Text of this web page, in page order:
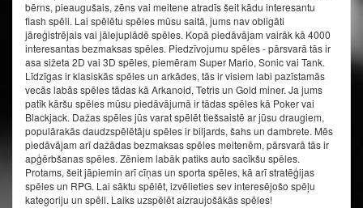
bērns, pieaugušais, zēns vai meitene atradīs šeit kādu interesantu
flash spēli. Lai spēlētu spēles mūsu saitā, jums nav obligāti
jāreģistrējais vai jālejuplādē spēles. Kopā piedāvājam vairāk kā 4000
interesantas bezmaksas spēles. Piedzīvojumu spēles - pārsvarā tās ir
asa sižeta 2D vai 3D spēles, piemēram Super Mario, Sonic vai Tank.
Līdzīgas ir klasiskās spēles un arkādes, tās ir visiem labi pazīstamās
vecās labās spēles tādas kā Arkanoid, Tetris un Gold miner. Ja jums
patīk kāršu spēles mūsu piedāvājumā ir tādas spēles kā Poker vai
Blackjack. Dažas spēles jūs varat spēlēt tiešsaistē ar jūsu draugiem,
populārakās daudzspēlētāju spēles ir biljards, šahs un dambrete. Mēs
piedāvājam arī dažādas bezmaksas spēles meitenēm, pārsvarā tās ir
apģērbšanas spēles. Zēniem labāk patiks auto sacīkšu spēles.
Protams, šeit jāpiemin arī cīņas un sporta spēles, kā arī stratēģijas
spēles un RPG. Lai sāktu spēlēt, izvēlieties sev interesējošo spēļu
kategoriju un spēli. Laiks uzspēlēt aizraujošākās spēles!